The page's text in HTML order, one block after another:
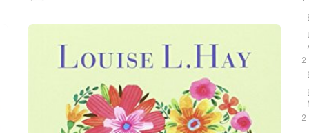
s
a
o
2
2